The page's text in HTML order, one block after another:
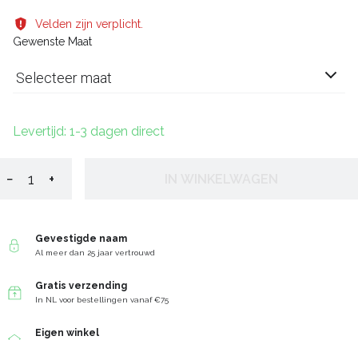
Velden zijn verplicht.
Gewenste Maat
Selecteer maat
Levertijd: 1-3 dagen direct
− +
Gevestigde naam
Al meer dan 25 jaar vertrouwd
Gratis verzending
In NL voor bestellingen vanaf €75
Eigen winkel